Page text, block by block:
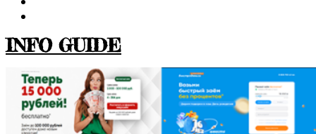
INFO GUIDE